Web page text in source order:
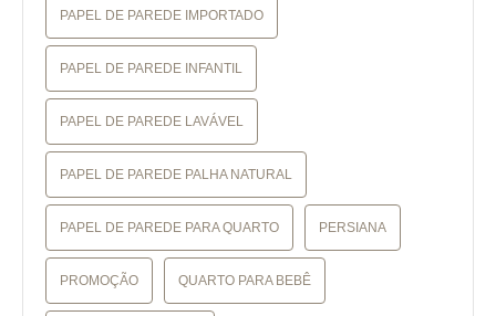
PAPEL DE PAREDE IMPORTADO
PAPEL DE PAREDE INFANTIL
PAPEL DE PAREDE LAVÁVEL
PAPEL DE PAREDE PALHA NATURAL
PAPEL DE PAREDE PARA QUARTO PERSIANA
PROMOÇÃO QUARTO PARA BEBÊ